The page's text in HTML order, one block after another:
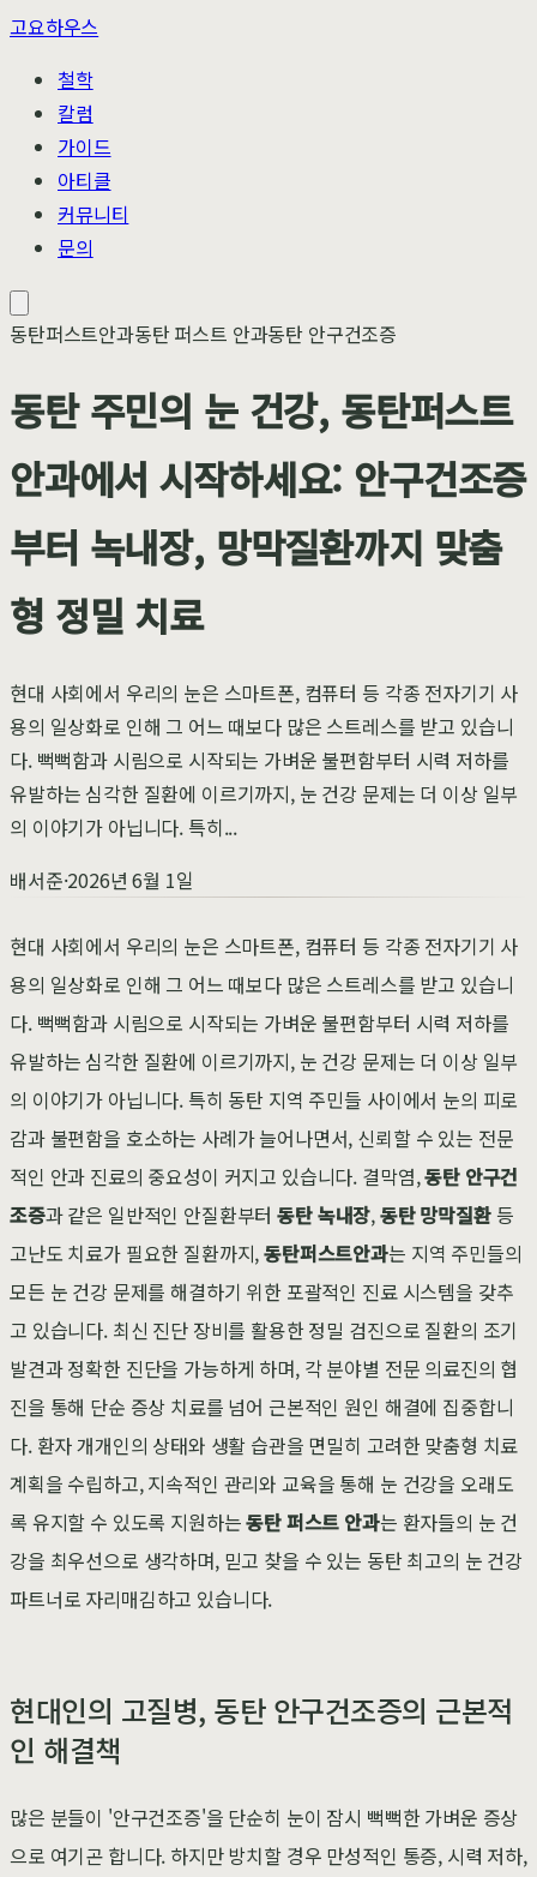
고요하우스
철학
칼럼
가이드
아티클
커뮤니티
문의
동탄퍼스트안과동탄 퍼스트 안과동탄 안구건조증
동탄 주민의 눈 건강, 동탄퍼스트
안과에서 시작하세요: 안구건조증
부터 녹내장, 망막질환까지 맞춤
형 정밀 치료
현대 사회에서 우리의 눈은 스마트폰, 컴퓨터 등 각종 전자기기 사
용의 일상화로 인해 그 어느 때보다 많은 스트레스를 받고 있습니
다. 뻑뻑함과 시림으로 시작되는 가벼운 불편함부터 시력 저하를
유발하는 심각한 질환에 이르기까지, 눈 건강 문제는 더 이상 일부
의 이야기가 아닙니다. 특히...
배서준·2026년 6월 1일
현대 사회에서 우리의 눈은 스마트폰, 컴퓨터 등 각종 전자기기 사
용의 일상화로 인해 그 어느 때보다 많은 스트레스를 받고 있습니
다. 뻑뻑함과 시림으로 시작되는 가벼운 불편함부터 시력 저하를
유발하는 심각한 질환에 이르기까지, 눈 건강 문제는 더 이상 일부
의 이야기가 아닙니다. 특히 동탄 지역 주민들 사이에서 눈의 피로
감과 불편함을 호소하는 사례가 늘어나면서, 신뢰할 수 있는 전문
적인 안과 진료의 중요성이 커지고 있습니다. 결막염,동탄 안구건
조증과 같은 일반적인 안질환부터동탄 녹내장,동탄 망막질환등
고난도 치료가 필요한 질환까지,동탄퍼스트안과는 지역 주민들의
모든 눈 건강 문제를 해결하기 위한 포괄적인 진료 시스템을 갖추
고 있습니다. 최신 진단 장비를 활용한 정밀 검진으로 질환의 조기
발견과 정확한 진단을 가능하게 하며, 각 분야별 전문 의료진의 협
진을 통해 단순 증상 치료를 넘어 근본적인 원인 해결에 집중합니
다. 환자 개개인의 상태와 생활 습관을 면밀히 고려한 맞춤형 치료
계획을 수립하고, 지속적인 관리와 교육을 통해 눈 건강을 오래도
록 유지할 수 있도록 지원하는동탄 퍼스트 안과는 환자들의 눈 건
강을 최우선으로 생각하며, 믿고 찾을 수 있는 동탄 최고의 눈 건강
파트너로 자리매김하고 있습니다.
현대인의 고질병, 동탄 안구건조증의 근본적
인 해결책
많은 분들이 '안구건조증'을 단순히 눈이 잠시 뻑뻑한 가벼운 증상
으로 여기곤 합니다. 하지만 방치할 경우 만성적인 통증, 시력 저하,